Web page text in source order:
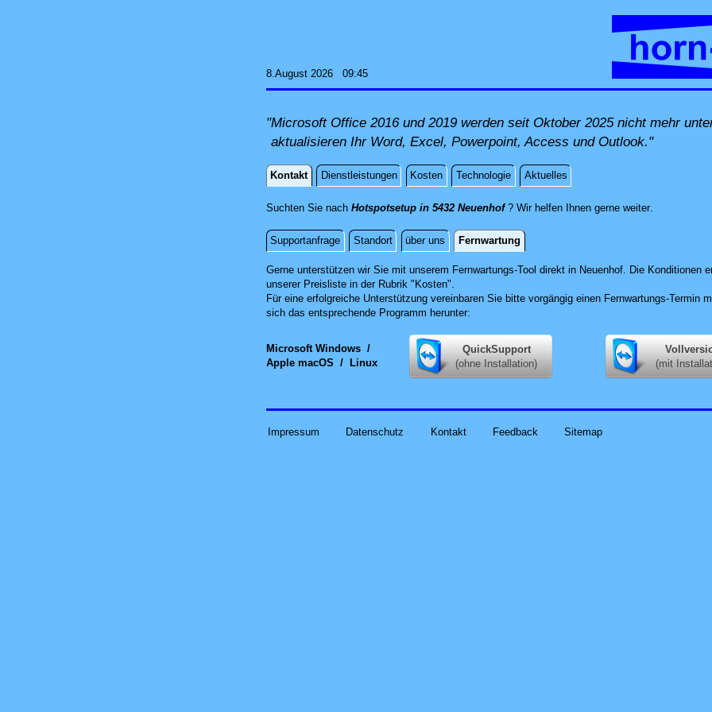
8.August 2026 09:45
"Microsoft Office 2016 und 2019 werden seit Oktober 2025 nicht mehr
aktualisieren Ihr Word, Excel, Powerpoint, Access und Outlook."
Kontakt Dienstleistungen Kosten Technologie Aktuelles
Kontakt
Suchten Sie nach Hotspotsetup in 5432 Neuenhof? Wir helfen Ihnen gerne weiterdirekt vor Ort
.
Supportanfrage Standort über uns Fernwartung
Fernwartung
Gerne unterstützen wir Sie mit unserem Fernwartungs-Tool direkt in Neuenhof. Die Konditionen
unserer Preisliste in der Rubrik "Kosten".
Für eine erfolgreiche Unterstützung vereinbaren Sie bitte vorgängig einen Fernwartungs-Termin
sich das entsprechende Programm herunter:
Microsoft Windows /
Apple macOS /Linux
QuickSupport
(ohne Installation)
(mit
Impressum Datenschutz Kontakt Feedback Sitemap